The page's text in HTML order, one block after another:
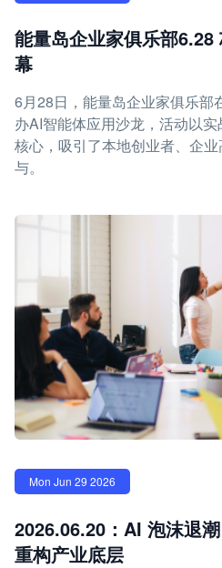
能量岛企业家俱乐部
幕
6月28日，能量岛企业家俱乐部
办AI智能体应用沙龙，活动以
核心，吸引了本地创业者、企
与。
Mon Jun 29 2026
2026.06.20：AI 泡沫退
重构产业底层